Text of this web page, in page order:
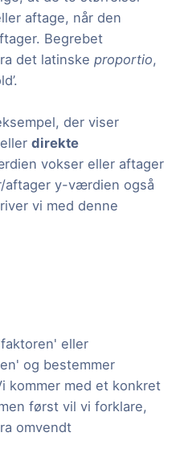
aftage, når den
Begrebet
det latinske proportio,
der viser
eller direkte
vokser eller aftager
aftager y-værdien også
vi med denne
eller
og bestemmer
kommer med et konkret
først vil vi forklare,
omvendt